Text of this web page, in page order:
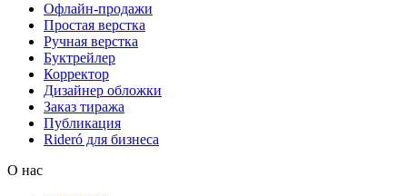
Офлайн-продажи
Простая верстка
Ручная верстка
Буктрейлер
Корректор
Дизайнер обложки
Заказ тиража
Публикация
Rideró для бизнеса
О нас